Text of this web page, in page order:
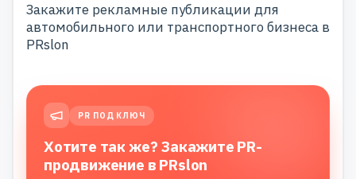
Закажите рекламные публикации для
автомобильного или транспортного бизнеса в
PRslon
PR ПОД КЛЮЧ
Хотите так же? Закажите PR-
продвижение в PRslon